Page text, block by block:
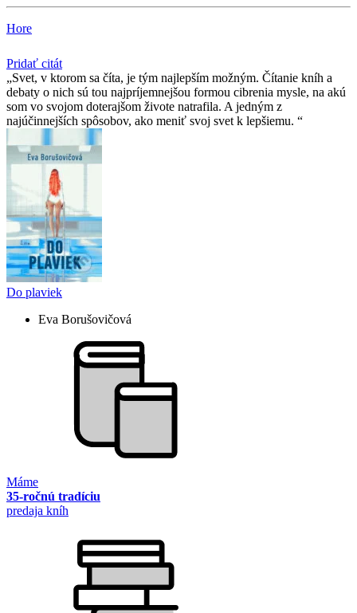
Hore
Pridať citát
Svet, v ktorom sa číta, je tým najlepším možným. Čítanie kníh a
debaty o nich sú tou najpríjemnejšou formou cibrenia mysle, na akú
som vo svojom doterajšom živote natrafila. A jedným z
najúčinnejších spôsobov, ako meniť svoj svet k lepšiemu.
Do plaviek
Eva Borušovičová
Máme
35-ročnú tradíciu
predaja kníh